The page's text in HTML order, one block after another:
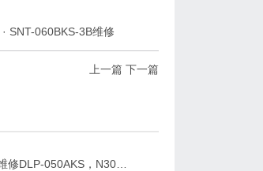
· SNT-060BKS-3B维修
上一篇 下一篇
2026年，广东，广西，湖北维修DLP-050AKS，N301A-D、SNT-060BKS-3B逆变器